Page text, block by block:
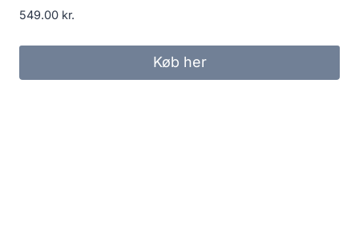
549.00 kr.
Køb her